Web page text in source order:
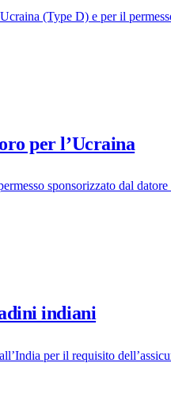
(Type D) e per il
per l’Ucraina
sponsorizzato dal
indiani
per il requisito